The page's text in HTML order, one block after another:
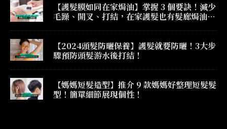
【護髮膜如同在家焗油】掌握 3 個要訣！減少
毛躁、開叉、打結，在家護髮也有髮廊焗油效
【2024頭髮防曬保養】護髮就要防曬！3大步
驟預防頭髮游水後打結！
【媽媽短髮造型】推介 9 款媽媽好整理短髮髮
型！簡單細節展現個性！